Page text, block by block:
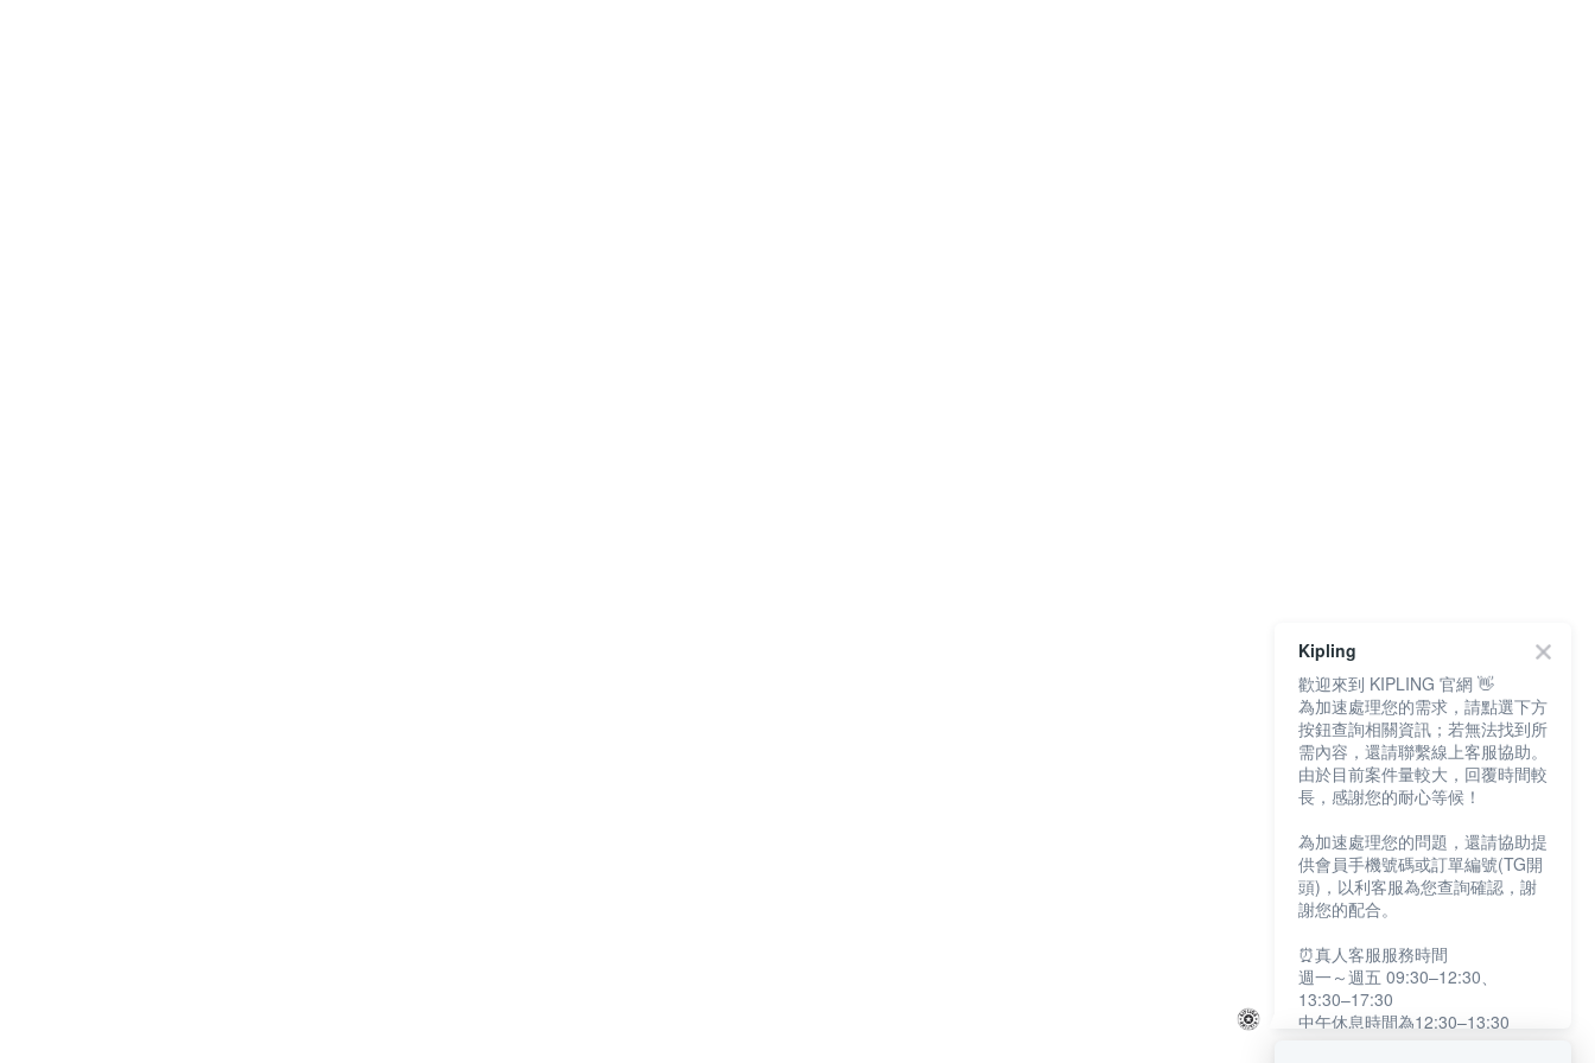
Kipling
歡迎來到 KIPLING 官網 👋
為加速處理您的需求，請點選下方
按鈕查詢相關資訊；若無法找到所
需內容，還請聯繫線上客服協助。
由於目前案件量較大，回覆時間較
長，感謝您的耐心等候！
為加速處理您的問題，還請協助提
供會員手機號碼或訂單編號(TG開
頭)，以利客服為您查詢確認，謝
謝您的配合。
⏰真人客服服務時間
週一～週五 09:30–12:30、
13:30–17:30
中午休息時間為12:30–13:30